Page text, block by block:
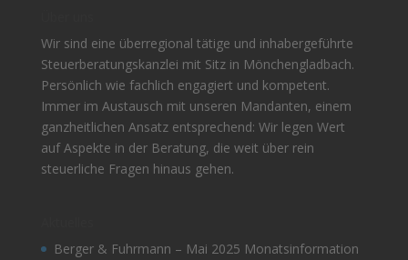
Wir sind eine überregional tätige und inhabergeführte
Steuerberatungskanzlei mit Sitz in Mönchengladbach.
Persönlich wie fachlich engagiert und kompetent.
Immer im Austausch mit unseren Mandanten, einem
ganzheitlichen Ansatz entsprechend: Wir legen Wert
auf Aspekte in der Beratung, die weit über rein
steuerliche Fragen hinaus gehen.
Berger & Fuhrmann – Mai 2025 Monatsinformation